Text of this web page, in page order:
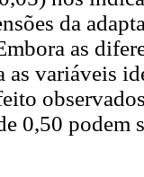
da
as
variáveis
0,50 podem